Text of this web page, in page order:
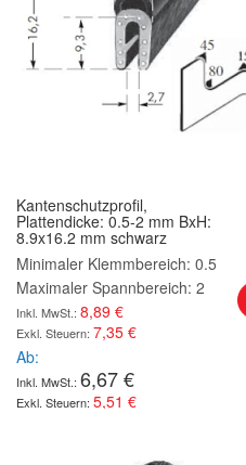
Kantenschutzprofil,
Plattendicke: 0.5-2 mm BxH:
8.9x16.2 mm schwarz
Minimaler Klemmbereich: 0.5
Maximaler Spannbereich: 2
8,89 €
7,35 €
Ab
6,67 €
5,51 €